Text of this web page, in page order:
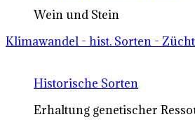
Wein und Stein
Klimawandel - hist. Sorten -
Historische Sorten
Erhaltung genetischer